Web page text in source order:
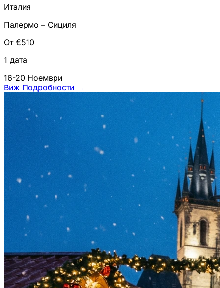
Италия
Палермо – Сициля
От €510
1 дата
16-20 Ноември
Виж Подробности →